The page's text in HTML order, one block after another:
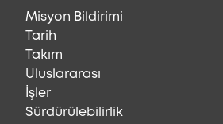
Misyon Bildirimi
Tarih
Takım
Uluslararası
İşler
Sürdürülebilirlik